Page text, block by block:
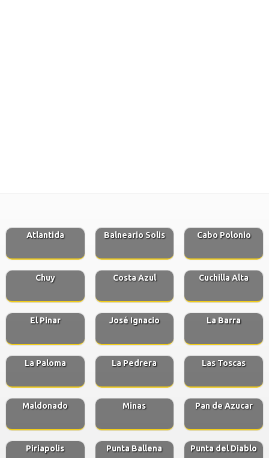
Atlantida Balneario Solis Cabo Polonio
Chuy Costa Azul Cuchilla Alta
El Pinar José Ignacio La Barra
La Paloma La Pedrera Las Toscas
Maldonado Minas Pan de Azucar
Piriapolis Punta Ballena Punta del Diablo